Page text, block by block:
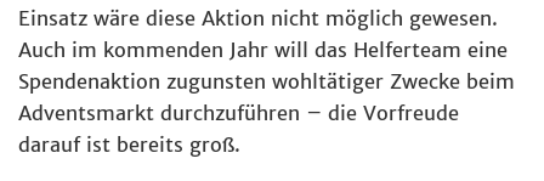
Einsatz wäre diese Aktion nicht möglich gewesen.
Auch im kommenden Jahr will das Helferteam eine
Spendenaktion zugunsten wohltätiger Zwecke beim
Adventsmarkt durchzuführen – die Vorfreude
darauf ist bereits groß.